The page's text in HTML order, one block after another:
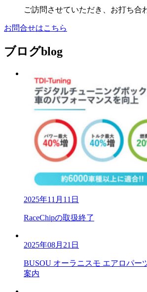
ご訪問させていただき、お打ち合
お問合せはこちら
ブログblog
2025年11月11日
RaceChipの取扱終了
2025年08月21日
BUSOU オーラニスモ エアロパー
案内